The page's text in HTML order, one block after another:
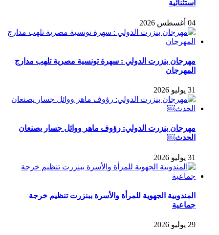
استثنائية
04 أغسطس 2026
مهرجان بنزرت الدولي : سهرة تونسية مصرية تلهب مدارج
المهرجان
31 يوليو 2026
مهرجان بنزرت الدولي: رؤوف ماهر ووائل جسار يصنعان
الحدث￼
31 يوليو 2026
المندوبية الجهوية للمرأة والأسرة ببنزرت تنظيم خرجة
جماعية
29 يوليو 2026